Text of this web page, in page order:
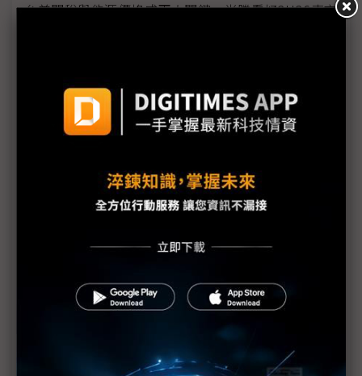
台美關稅與能源價格成兩大關鍵 尚騰看好2H26車市
模組拚2027放量
規避關稅大打平價與豪奢雙戰線 中系電動車4月歐
洲市佔首破15%
裕融嚴陳莉蓮：汽車、出行與用車事業的協同發展
AI應用與綠能發展推動創新
具正面意義
新纖：地緣風險是危機也是轉機 三大布局推進成長
台美投資MOU關稅優惠先落地 汽車零組件15%、航